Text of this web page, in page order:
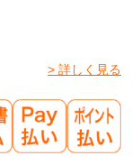
> 詳しく見る